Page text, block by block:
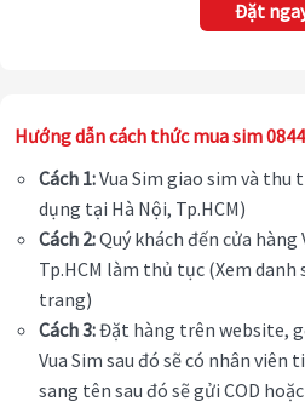
Đặt
Hướng dẫn cách thức mua sim
Cách 1:Vua Sim giao sim và
dụng tại Hà Nội, Tp.HCM)
Cách 2:Quý khách đến cửa hàng
Tp.HCM làm thủ tục (Xem danh
trang)
Cách 3:Đặt hàng trên website,
Vua Sim sau đó sẽ có nhân
sang tên sau đó sẽ gửi COD